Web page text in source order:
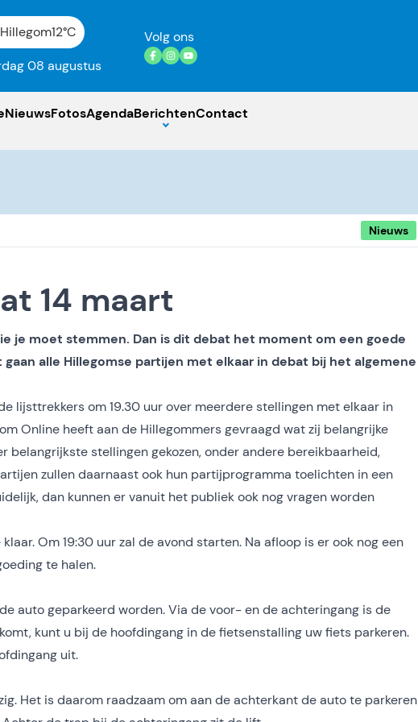
Hillegom12°C
08 augustus
Volg ons
NieuwsFotosAgendaBerichtenContact
Nieuws
14 maart
je moet stemmen. Dan is dit debat het moment om een goede
gaan alle Hillegomse partijen met elkaar in debat bij het algemene
lijsttrekkers om 19.30 uur over meerdere stellingen met elkaar in
Online heeft aan de Hillegommers gevraagd wat zij belangrijke
belangrijkste stellingen gekozen, onder andere bereikbaarheid,
zullen daarnaast ook hun partijprogramma toelichten in een
dan kunnen er vanuit het publiek ook nog vragen worden
Om 19:30 uur zal de avond starten. Na afloop is er ook nog een
te halen.
auto geparkeerd worden. Via de voor- en de achteringang is de
kunt u bij de hoofdingang in de fietsenstalling uw fiets parkeren.
uit.
Het is daarom raadzaam om aan de achterkant de auto te parkeren